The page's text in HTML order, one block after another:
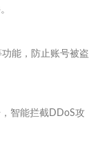
能，防止账号被盗
智能拦截DDoS攻